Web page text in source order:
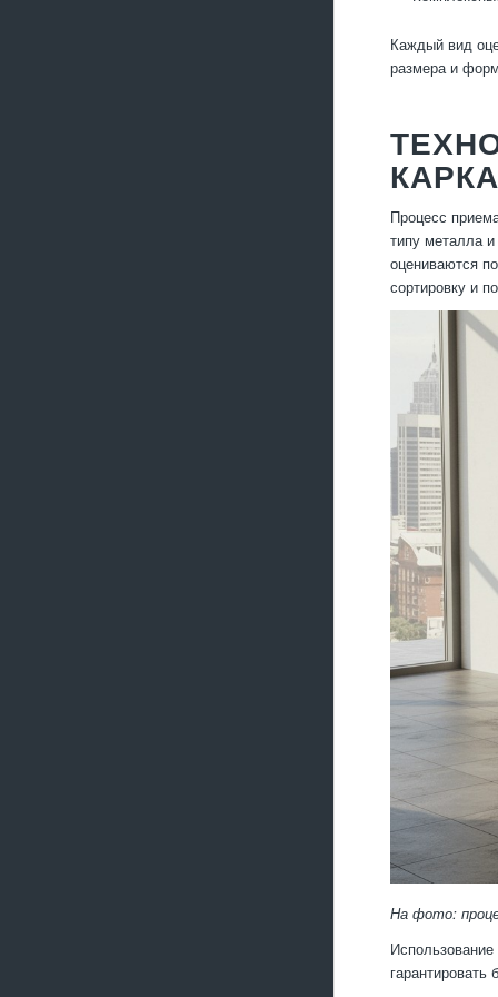
Каждый вид
размера и
Процесс
типу металла
оцениваются
сортировку и
На фото:
гарантировать